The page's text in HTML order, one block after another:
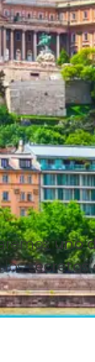
uno
lossecretos